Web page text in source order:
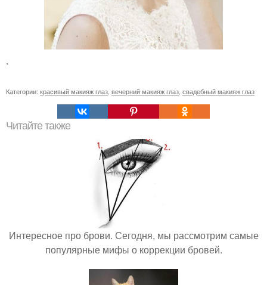
.
Категории: красивый макияж глаз вечерний макияж глаз свадебный макияж глаз
Читайте также
Интересное про брови. Сегодня, мы рассмотрим самые
популярные мифы о коррекции бровей.